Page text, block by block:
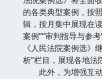
的各类典型案例，按
辑，按月集中展现在
案例”“审判指导与参
《人民法院案例选》
析”栏目，展现各地法
此外，为增强互动